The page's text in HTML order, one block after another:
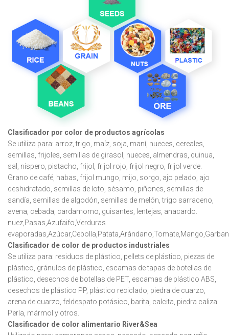
Clasificador por color de productos agrícolas
Se utiliza para: arroz, trigo, maíz, soja, maní, nueces, cereales,
semillas, frijoles, semillas de girasol, nueces, almendras, quinua,
sal, níspero, pistacho, frijol, frijol rojo, frijol negro, frijol verde.
Grano de café, habas, frijol mungo, mijo, sorgo, ajo pelado, ajo
deshidratado, semillas de loto, sésamo, piñones, semillas de
sandía, semillas de algodón, semillas de melón, trigo sarraceno,
avena, cebada, cardamomo, guisantes, lentejas, anacardo.
nuez,Pasas,Azufaifo,Verduras
Clasificador de color de productos industriales
Se utiliza para: residuos de plástico, pellets de plástico, piezas de
plástico, gránulos de plástico, escamas de tapas de botellas de
plástico, desechos de botellas de PET, escamas de plástico ABS,
desechos de plástico PP, plástico reciclado, piedra de cuarzo,
arena de cuarzo, feldespato potásico, barita, calcita, piedra caliza.
Perla, mármol y otros.
Clasificador de color alimentario River&Sea